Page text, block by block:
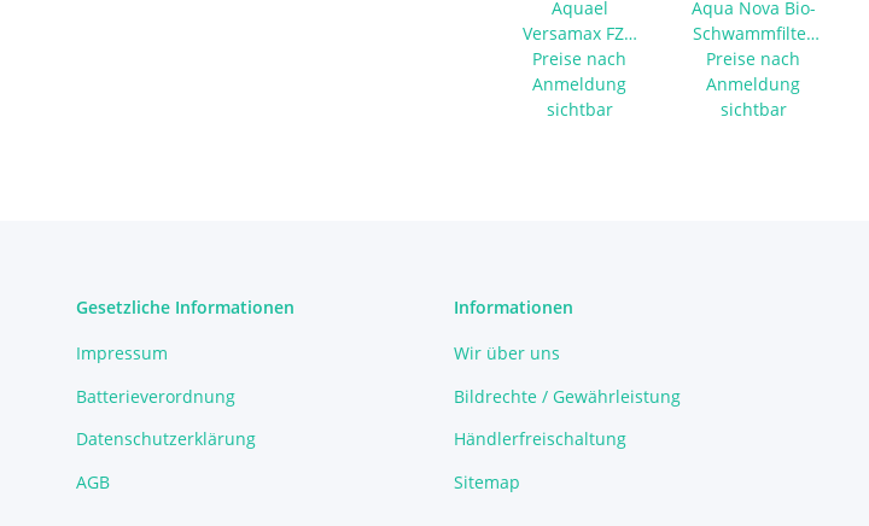
Aquael
Versamax FZN
Mini -
Ersatzfilter
Carbomax
Preise nach
Anmeldung
sichtbar
Aqua Nova Bio-
Schwammfilter
NSF-60L
Preise nach
Anmeldung
sichtbar
Gesetzliche Informationen
Impressum
Batterieverordnung
Datenschutzerklärung
AGB
Informationen
Wir über uns
Bildrechte / Gewährleistung
Händlerfreischaltung
Sitemap